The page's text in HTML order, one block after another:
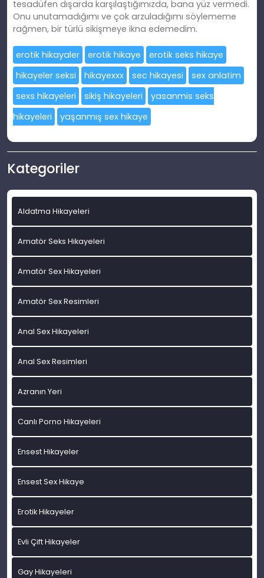
tesadüfen dışarda karşılaştığımızda, bana yüz vermedi.
Onu unutamadığımı ve çok arzuladığımı söylememe
rağmen, bir türlü sikişmeye ikna edemedim.
erotik hikayaler erotik hikaye
erotik seks hikaye
hikayeler seksi
hikayexxx sec hikayesi
sex anlatim
sexs hikayeleri
sikiş hikayeleri
yasanmis seks
hikayeleri
yaşanmış sex hikaye
Kategoriler
Aldatma Hikayeleri
Amatör Seks Hikayeleri
Amatör Sex Hikayeleri
Amatör Sex Resimleri
Anal Sex Hikayeleri
Anal Sex Resimleri
Azranın Yeri
Canlı Porno Hikayeleri
Ensest Hikayeler
Ensest Sex Hikaye
Erotik Hikayeler
Evli Çift Hikayeler
Gay Hikayeleri